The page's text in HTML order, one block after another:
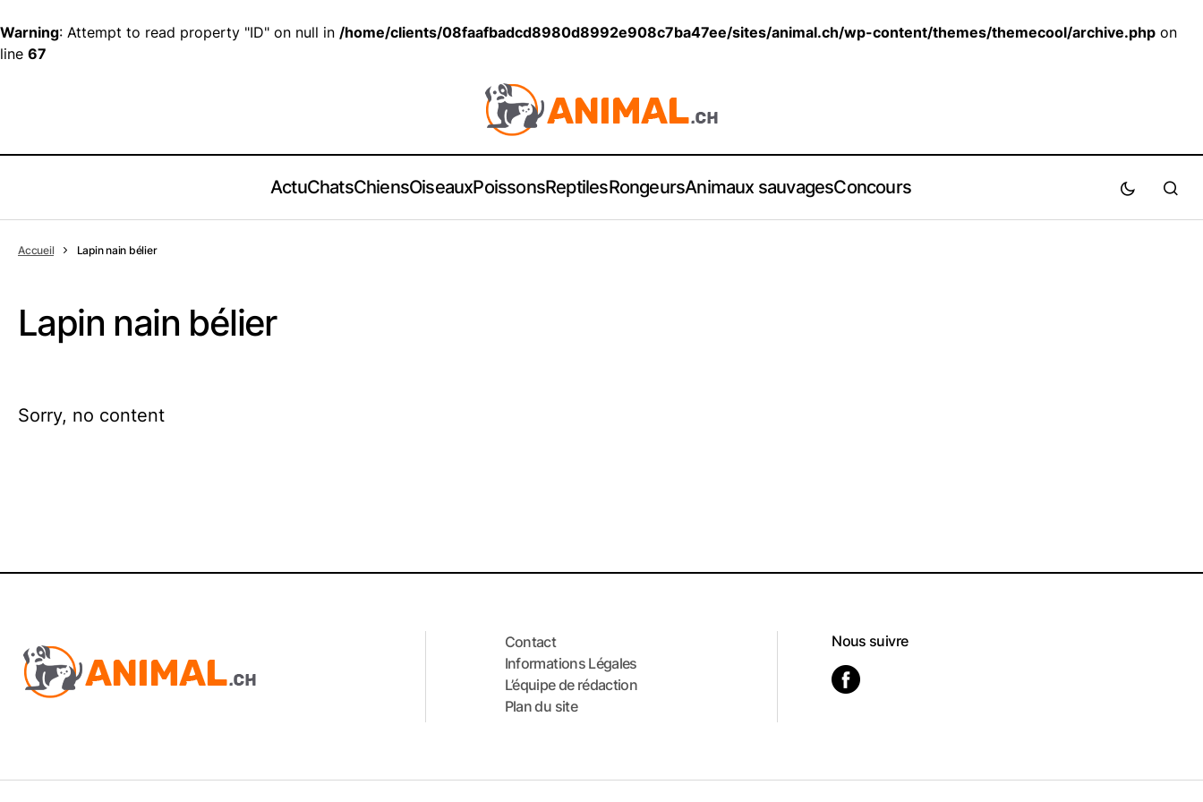
Warning: Attempt to read property "ID" on null in /home/clients/08faafbadcd8980d8992e908c7ba47ee/sites/animal.ch/wp-content/themes/themecool/archive.php on
line 67
ActuChatsChiensOiseauxPoissonsReptilesRongeursAnimaux sauvagesConcours
Accueil Lapin nain bélier
Lapin nain bélier
Sorry, no content
Contact
Informations Légales
L’équipe de rédaction
Plan du site
Nous suivre